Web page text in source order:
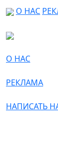
О НАС
О НАС
РЕКЛАМА
НАПИСАТЬ